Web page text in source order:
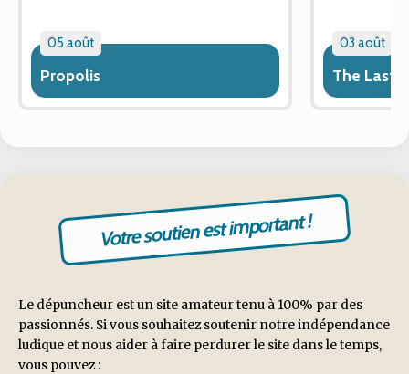
05 août
Propolis
03 août
The Last
Votre soutien est important !
Le dépuncheur est un site amateur tenu à 100% par des
passionnés. Si vous souhaitez soutenir notre indépendance
ludique et nous aider à faire perdurer le site dans le temps,
vous pouvez :